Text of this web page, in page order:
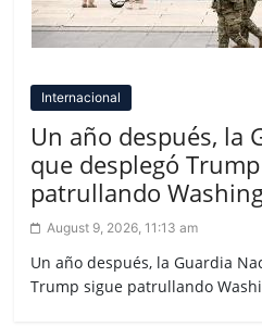
Internacional
Un año después, la
que desplegó
patrullando
August 9, 2026, 11:13 am
Un año después, la Guardia
Trump sigue patrullando